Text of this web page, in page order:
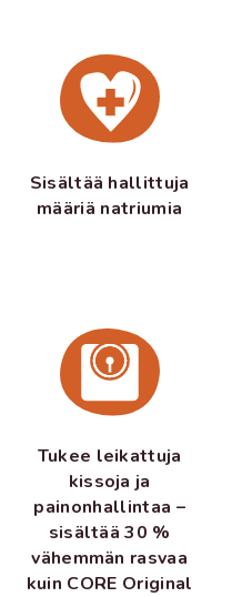
Sisältää hallittuja
määriä natriumia
Tukee leikattuja
kissoja ja
painonhallintaa –
sisältää 30 %
vähemmän rasvaa
kuin CORE Original